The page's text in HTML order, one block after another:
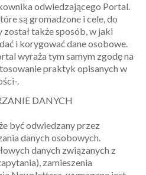
odwiedzającego Portal.
są gromadzone i cele, do
także sposób, w jaki
i korygować dane osobowe.
wyraża tym samym zgodę na
praktyk opisanych w
.
DANYCH
być odwiedzany przez
danych osobowych.
danych związanych z
zamieszenia